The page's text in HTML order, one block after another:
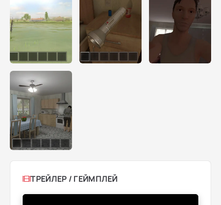
ТРЕЙЛЕР / ГЕЙМПЛЕЙ